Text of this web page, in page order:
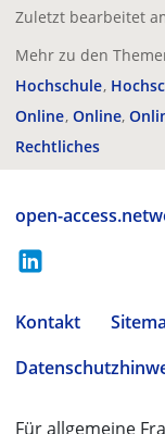
Zuletzt bearbeitet
Mehr zu den
Hochschule
Online Online
Rechtliches
open-
Kontakt
Für allgemeine